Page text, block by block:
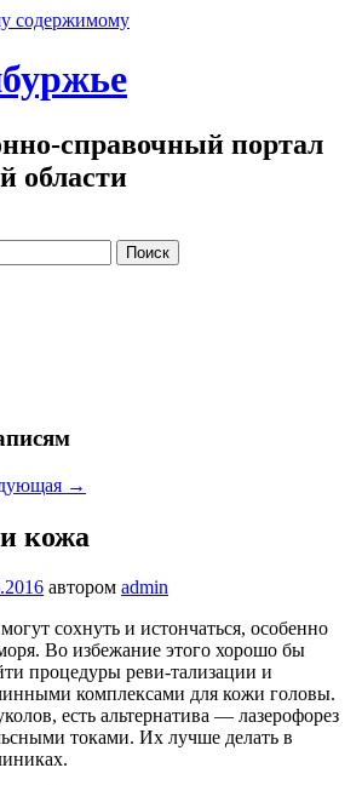
содержимому
справочный портал
области
→
кожа
автором admin
сохнуть и истончаться, особенно
Во избежание этого хорошо бы
процедуры реви-тализации и
комплексами для кожи головы.
есть альтернатива — лазерофорез
токами. Их лучше делать в